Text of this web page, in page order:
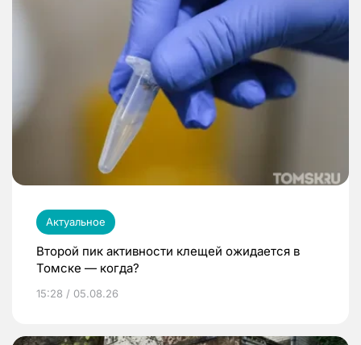
Актуальное
Второй пик активности клещей ожидается в
Томске — когда?
15:28 / 05.08.26